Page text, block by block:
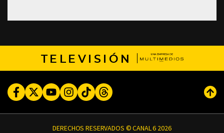
TELEVISIÓN
FacebookTwitterYoutubeInstagram
TikTokThreads
DERECHOS RESERVADOS © CANAL 6 2026